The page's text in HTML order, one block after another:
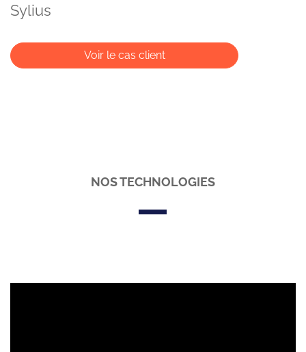
Sylius
Voir le cas client
NOS TECHNOLOGIES